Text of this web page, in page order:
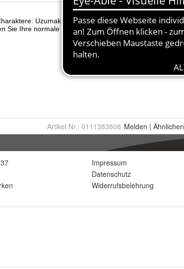
Artikel Nr.: 0111383808 Melden | Ähnlichen
Impressum
Datenschutz
Widerrufsbelehrung